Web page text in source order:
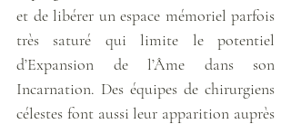
et de libérer un espace mémoriel parfois
très saturé qui limite le potentiel
d’Expansion de l’Âme dans son
Incarnation. Des équipes de chirurgiens
célestes font aussi leur apparition auprès